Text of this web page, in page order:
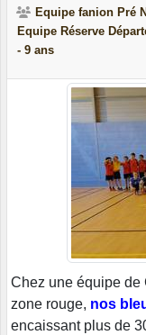
Equipe fanion Pré
Equipe Réserve
- 9 ans
Chez une équipe de
zone rouge, nos
encaissant plus de